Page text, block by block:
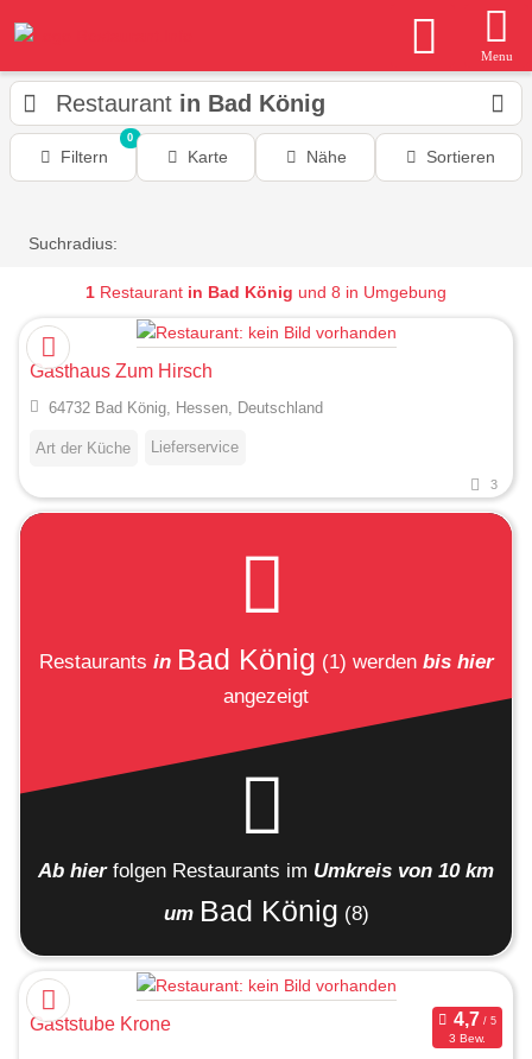
Menu
Restaurant in Bad König
Filtern
0
Karte Nähe Sortieren
Suchradius:
1 Restaurant in Bad König und 8 in Umgebung
Gasthaus Zum Hirsch
64732 Bad König, Hessen, Deutschland
Art der Küche Lieferservice
3
Restaurants in Bad König (1) werden bis hier
angezeigt
Ab hier folgen Restaurants im Umkreis von 10 km
um Bad König (8)
Gaststube Krone
3 Bew.